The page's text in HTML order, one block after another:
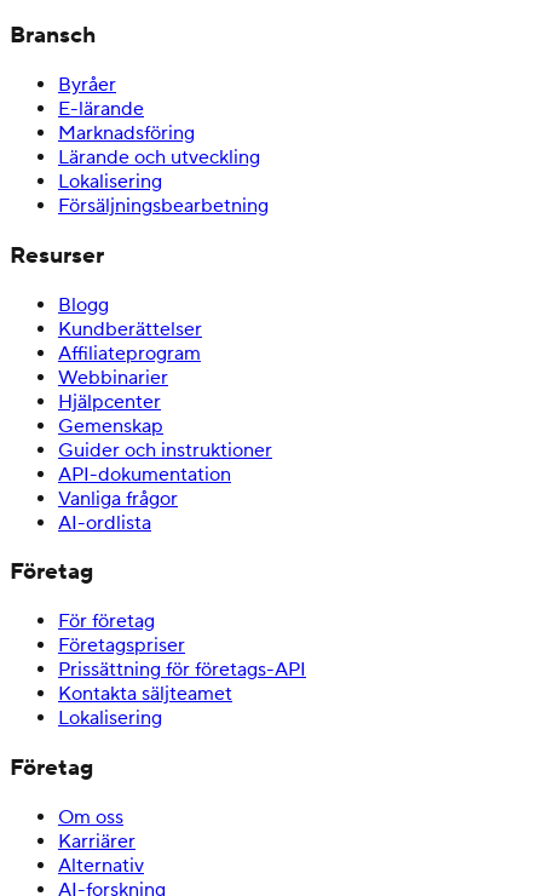
Bransch
Byråer
E-lärande
Marknadsföring
Lärande och utveckling
Lokalisering
Försäljningsbearbetning
Resurser
Blogg
Kundberättelser
Affiliateprogram
Webbinarier
Hjälpcenter
Gemenskap
Guider och instruktioner
API-dokumentation
Vanliga frågor
AI-ordlista
Företag
För företag
Företagspriser
Prissättning för företags-API
Kontakta säljteamet
Lokalisering
Företag
Om oss
Karriärer
Alternativ
AI-forskning